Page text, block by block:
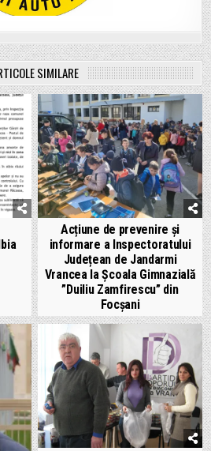
SIMILARE
Acțiune de prevenire și
informare a Inspectoratului
Județean de Jandarmi
Vrancea la Școala Gimnazială
”Duiliu Zamfirescu” din
Focșani